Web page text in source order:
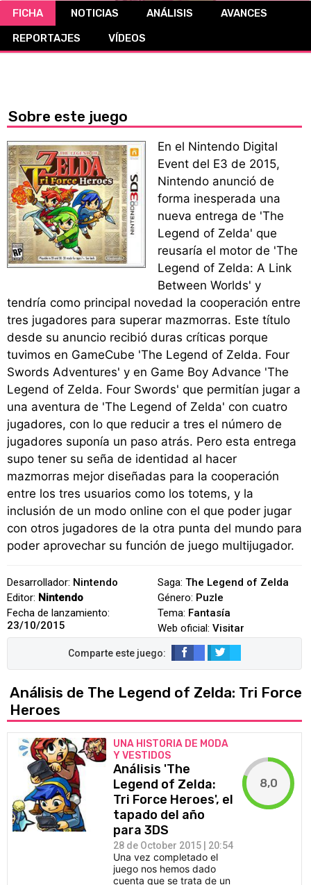
CÓMICS
FICHA NOTICIAS ANÁLISIS
AVANCES
REPORTAJES
VÍDEOS
Sobre este juego
En el Nintendo Digital
Event del E3 de 2015,
Nintendo anunció de
forma inesperada una
nueva entrega de 'The
Legend of Zelda' que
reusaría el motor de 'The
Legend of Zelda: A Link
Between Worlds' y
tendría como principal novedad la cooperación entre
tres jugadores para superar mazmorras. Este título
desde su anuncio recibió duras críticas porque
tuvimos en GameCube 'The Legend of Zelda. Four
Swords Adventures' y en Game Boy Advance 'The
Legend of Zelda. Four Swords' que permitían jugar a
una aventura de 'The Legend of Zelda' con cuatro
jugadores, con lo que reducir a tres el número de
jugadores suponía un paso atrás. Pero esta entrega
supo tener su seña de identidad al hacer
mazmorras mejor diseñadas para la cooperación
entre los tres usuarios como los totems, y la
inclusión de un modo online con el que poder jugar
con otros jugadores de la otra punta del mundo para
poder aprovechar su función de juego multijugador.
Desarrollador: Nintendo
Editor: Nintendo
Fecha de lanzamiento:
23/10/2015
Saga: The Legend of Zelda
Género: Puzle
Tema: Fantasía
Web oficial: Visitar
Análisis de The Legend of Zelda: Tri Force
Heroes
UNA HISTORIA DE MODA
Y VESTIDOS
Análisis 'The
Legend of Zelda:
Tri Force Heroes', el
tapado del año
para 3DS
28 de October 2015 | 20:54
Una vez completado el
juego nos hemos dado
cuenta que se trata de un
8,0